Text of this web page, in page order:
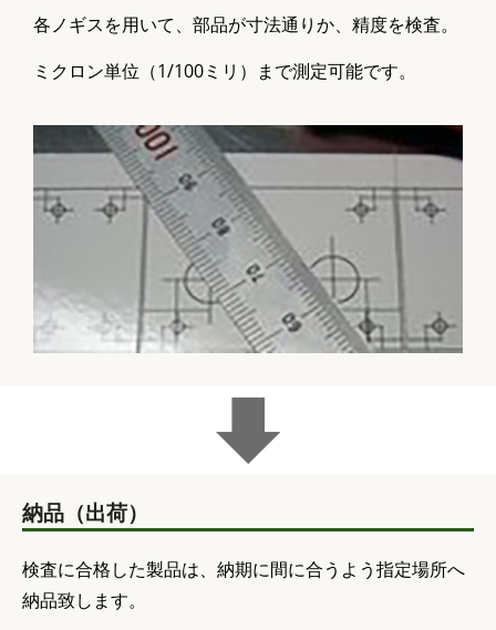
各ノギスを用いて、部品が寸法通りか、精度を検査。
ミクロン単位（1/100ミリ）まで測定可能です。
納品（出荷）
検査に合格した製品は、納期に間に合うよう指定場所へ
納品致します。